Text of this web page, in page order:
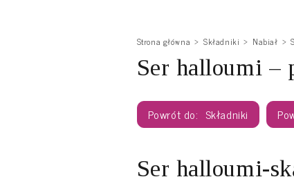
Strona główna Składniki Nabiał
Ser halloumi –
Składniki
Ser halloumi-